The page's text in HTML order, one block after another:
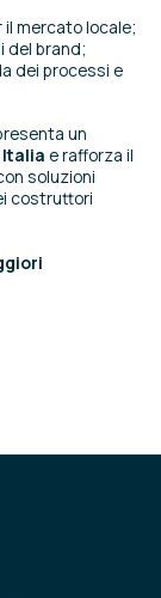
mercato locale;
del brand;
dei processi e
un
Italia e rafforza il
soluzioni
costruttori